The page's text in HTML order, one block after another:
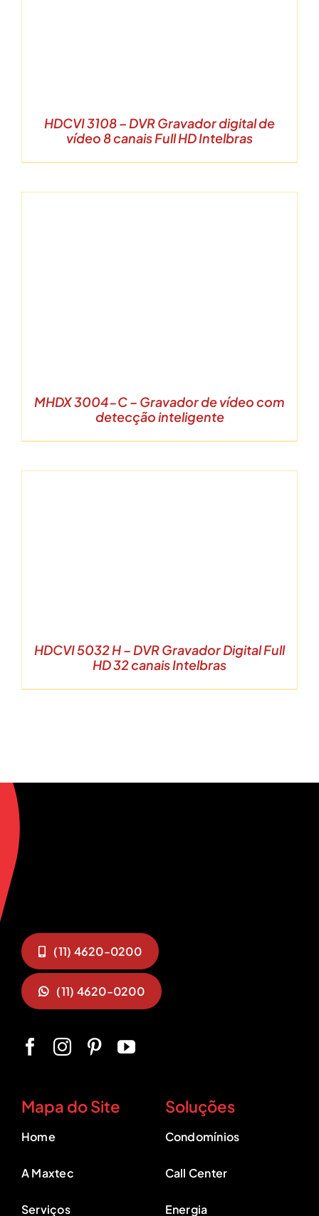
HDCVI 3108 – DVR Gravador digital de
vídeo 8 canais Full HD Intelbras
MHDX 3004-C – Gravador de vídeo com
detecção inteligente
HDCVI 5032 H – DVR Gravador Digital Full
HD 32 canais Intelbras
(11) 4620-0200
(11) 4620-0200
Mapa do Site
Home
A Maxtec
Serviços
Soluções
Condomínios
Call Center
Energia